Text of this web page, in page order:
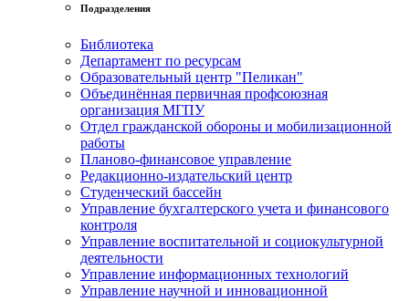
Подразделения
Библиотека
Департамент по ресурсам
Образовательный центр "Пеликан"
Объединённая первичная профсоюзная
организация МГПУ
Отдел гражданской обороны и мобилизационной
работы
Планово-финансовое управление
Редакционно-издательский центр
Студенческий бассейн
Управление бухгалтерского учета и финансового
контроля
Управление воспитательной и социокультурной
деятельности
Управление информационных технологий
Управление научной и инновационной